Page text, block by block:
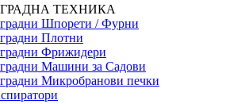
ТЕХНИКА
Шпорети / Фурни
Плотни
Фрижидери
Машини за Садови
Микробранови печки